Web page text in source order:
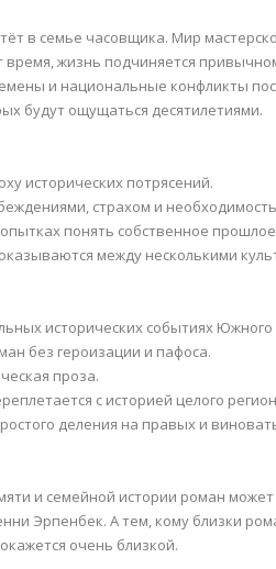
в семье часовщика. Мир
жизнь подчиняется
и национальные конфликты
будут ощущаться десятилетиями.
исторических потрясений.
страхом и
понять собственное
между несколькими
исторических событиях Южного
без героизации и пафоса.
проза.
с историей целого
деления на правых и
и семейной истории роман
Эрпенбек. А тем, кому близки
очень близкой.